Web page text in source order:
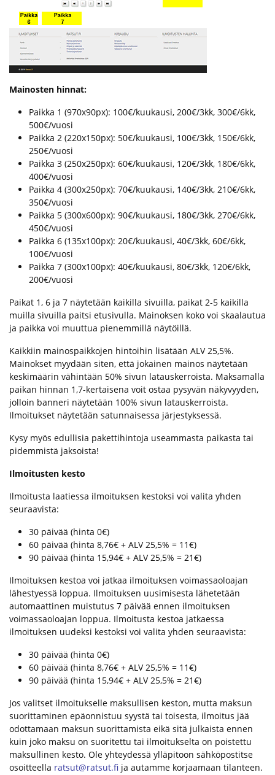
Mainosten hinnat:
Paikka 1 (970x90px): 100€/kuukausi, 200€/3kk, 300€/6kk,
500€/vuosi
Paikka 2 (220x150px): 50€/kuukausi, 100€/3kk, 150€/6kk,
250€/vuosi
Paikka 3 (250x250px): 60€/kuukausi, 120€/3kk, 180€/6kk,
400€/vuosi
Paikka 4 (300x250px): 70€/kuukausi, 140€/3kk, 210€/6kk,
350€/vuosi
Paikka 5 (300x600px): 90€/kuukausi, 180€/3kk, 270€/6kk,
450€/vuosi
Paikka 6 (135x100px): 20€/kuukausi, 40€/3kk, 60€/6kk,
100€/vuosi
Paikka 7 (300x100px): 40€/kuukausi, 80€/3kk, 120€/6kk,
200€/vuosi
Paikat 1, 6 ja 7 näytetään kaikilla sivuilla, paikat 2-5 kaikilla
muilla sivuilla paitsi etusivulla. Mainoksen koko voi skaalautua
ja paikka voi muuttua pienemmillä näytöillä.
Kaikkiin mainospaikkojen hintoihin lisätään ALV 25,5%.
Mainokset myydään siten, että jokainen mainos näytetään
keskimäärin vähintään 50% sivun latauskerroista. Maksamalla
paikan hinnan 1,7-kertaisena voit ostaa pysyvän näkyvyyden,
jolloin banneri näytetään 100% sivun latauskerroista.
Ilmoitukset näytetään satunnaisessa järjestyksessä.
Kysy myös edullisia pakettihintoja useammasta paikasta tai
pidemmistä jaksoista!
Ilmoitusten kesto
Ilmoitusta laatiessa ilmoituksen kestoksi voi valita yhden
seuraavista:
30 päivää (hinta 0€)
60 päivää (hinta 8,76€ + ALV 25,5% = 11€)
90 päivää (hinta 15,94€ + ALV 25,5% = 21€)
Ilmoituksen kestoa voi jatkaa ilmoituksen voimassaoloajan
lähestyessä loppua. Ilmoituksen uusimisesta lähetetään
automaattinen muistutus 7 päivää ennen ilmoituksen
voimassaoloajan loppua. Ilmoitusta kestoa jatkaessa
ilmoituksen uudeksi kestoksi voi valita yhden seuraavista:
30 päivää (hinta 0€)
60 päivää (hinta 8,76€ + ALV 25,5% = 11€)
90 päivää (hinta 15,94€ + ALV 25,5% = 21€)
Jos valitset ilmoitukselle maksullisen keston, mutta maksun
suorittaminen epäonnistuu syystä tai toisesta, ilmoitus jää
odottamaan maksun suorittamista eikä sitä julkaista ennen
kuin joko maksu on suoritettu tai ilmoitukselta on poistettu
maksullinen kesto. Ole yhteydessä ylläpitoon sähköpostitse
osoitteella ratsut@ratsut.fi ja autamme korjaamaan tilanteen.